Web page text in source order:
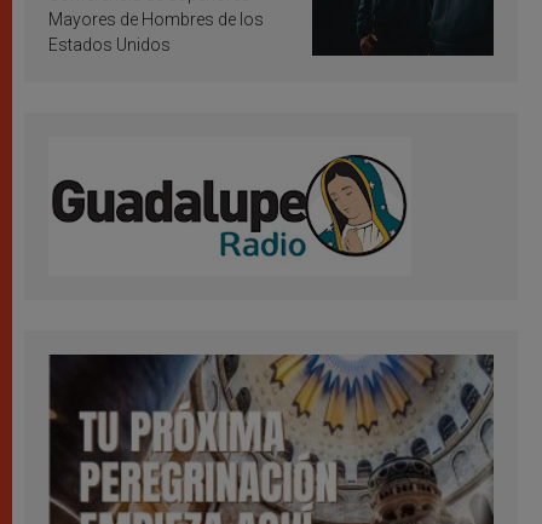
Mayores de Hombres de los
Estados Unidos